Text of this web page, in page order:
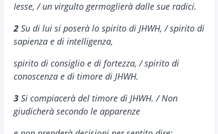
Iesse, / un virgulto germoglierà dalle sue radici.
2 Su di lui si poserà lo spirito di JHWH, / spirito di
sapienza e di intelligenza,
spirito di consiglio e di fortezza, / spirito di
conoscenza e di timore di JHWH.
3 Si compiacerà del timore di JHWH. / Non
giudicherà secondo le apparenze